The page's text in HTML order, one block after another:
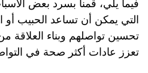
فيما يلي، قمنا بسرد بعض
التي يمكن أن تساعد الحبيب أو
تحسين تواصلهم وبناء العلاقة
تعزز عادات أكثر صحة في